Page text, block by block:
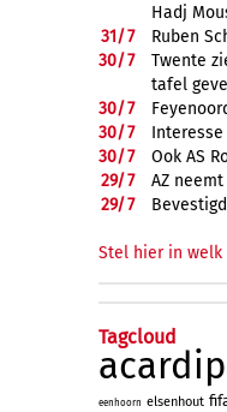
Hadj
31/7
Ruben
30/7
Twente
tafel
30/7
30/7
Interesse
30/7
Ook AS
29/7
AZ
29/7
Stel hier in
Tagcloud
eenhoorn elsenhout